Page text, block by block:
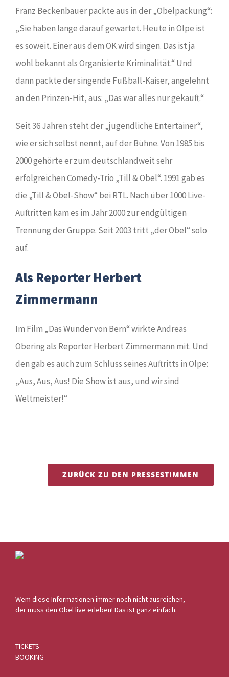
Franz Beckenbauer packte aus in der „Obelpackung“:
„Sie haben lange darauf gewartet. Heute in Olpe ist
es soweit. Einer aus dem OK wird singen. Das ist ja
wohl bekannt als Organisierte Kriminalität.“ Und
dann packte der singende Fußball-Kaiser, angelehnt
an den Prinzen-Hit, aus: „Das war alles nur gekauft.“
Seit 36 Jahren steht der „jugendliche Entertainer“,
wie er sich selbst nennt, auf der Bühne. Von 1985 bis
2000 gehörte er zum deutschlandweit sehr
erfolgreichen Comedy-Trio „Till & Obel“. 1991 gab es
die „Till & Obel-Show“ bei RTL. Nach über 1000 Live-
Auftritten kam es im Jahr 2000 zur endgültigen
Trennung der Gruppe. Seit 2003 tritt „der Obel“ solo
auf.
Als Reporter Herbert
Zimmermann
Im Film „Das Wunder von Bern“ wirkte Andreas
Obering als Reporter Herbert Zimmermann mit. Und
den gab es auch zum Schluss seines Auftritts in Olpe:
„Aus, Aus, Aus! Die Show ist aus, und wir sind
Weltmeister!“
ZURÜCK ZU DEN PRESSESTIMMEN
Wem diese Informationen immer noch nicht ausreichen,
der muss den Obel live erleben! Das ist ganz einfach.
TICKETS
BOOKING